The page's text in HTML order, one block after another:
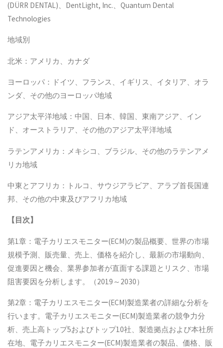
(DÜRR DENTAL)、DentLight, Inc.、Quantum Dental
Technologies
地域別
北米：アメリカ、カナダ
ヨーロッパ：ドイツ、フランス、イギリス、イタリア、オラ
ンダ、その他のヨーロッパ地域
アジア太平洋地域：中国、日本、韓国、東南アジア、イン
ド、オーストラリア、その他のアジア太平洋地域
ラテンアメリカ：メキシコ、ブラジル、その他のラテンアメ
リカ地域
中東とアフリカ：トルコ、サウジアラビア、アラブ首長国連
邦、その他の中東及びアフリカ地域
【 目次】
第1章：電子カリエスモニター(ECM)の製品概要、世界の市場
規模予測、販売量、売上、価格を紹介し、最新の市場動向、
促進要因と機会、業界参加者が直面する課題とリスク、市場
阻害要因を分析します。（2019～2030）
第2章：電子カリエスモニター(ECM)製造業者の詳細な分析を
行います。電子カリエスモニター(ECM)製造業者の競争力分
析、売上高トップ5およびトップ10社、製造拠点および本社所
在地、電子カリエスモニター(ECM)製造業者の製品、価格、販